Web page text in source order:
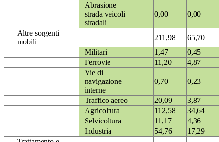
Abrasione
strada veicoli
stradali
0,00 0,00
Altre sorgenti
mobili
211,98
65,70
Militari
1,47
0,45
Ferrovie
11,20
4,87
Vie di
navigazione
interne
0,70 0,23
Traffico aereo 20,09
3,87
Agricoltura
112,58
34,64
Selvicoltura
11,17
4,36
Industria
54,76
17,29